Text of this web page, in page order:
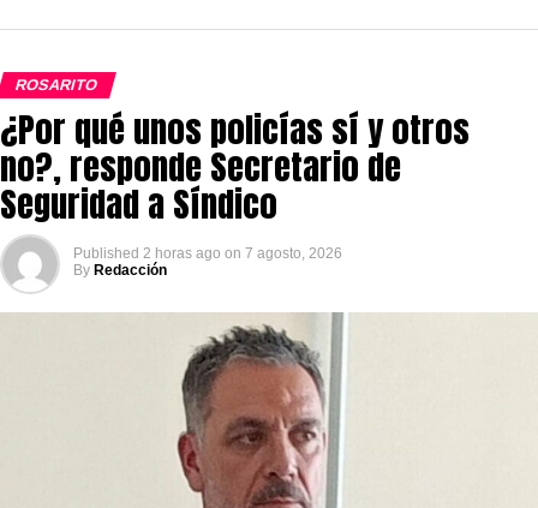
ROSARITO
¿Por qué unos policías sí y otros
no?, responde Secretario de
Seguridad a Síndico
Published 2 horas ago on 7 agosto, 2026
By Redacción